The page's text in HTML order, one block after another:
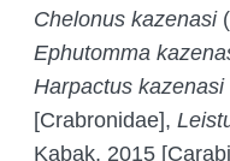
Chelonus kazenasi
Ephutomma
Harpactus kazenasi
[Crabronidae],
Kabak, 2015